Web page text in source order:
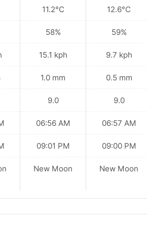
11.2°C
58%
15.1 kph
1.0 mm
9.0
06:56 AM
09:01 PM
New Moon
12.6°C
59%
9.7 kph
0.5 mm
9.0
06:57 AM
09:00 PM
New Moon